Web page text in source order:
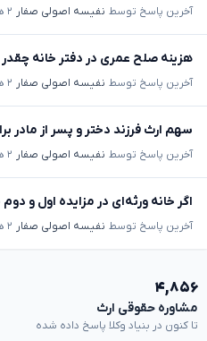
آخرین پاسخ توسط نفیسه اصولی صفار ۲ هفته پیش
هزینه صلح عمری در دفتر خانه
آخرین پاسخ توسط نفیسه اصولی صفار ۲ هفته پیش
سهم ارث فرزند دختر و پسر از مادر
آخرین پاسخ توسط نفیسه اصولی صفار ۲ هفته پیش
اگر خانه ورثه‌ای در مزایده اول و
آخرین پاسخ توسط نفیسه اصولی صفار ۲ هفته پیش
۴,۸۵۶
مشاوره حقوقی ارث
تا کنون در بنیاد وکلا پاسخ داده شده